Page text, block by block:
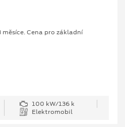
Cena pro základní
100 kW/136 k
Elektromobil